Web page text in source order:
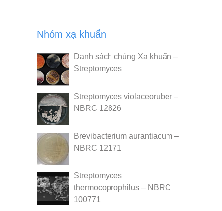
Nhóm xạ khuẩn
Danh sách chủng Xạ khuẩn –
Streptomyces
Streptomyces violaceoruber –
NBRC 12826
Brevibacterium aurantiacum –
NBRC 12171
Streptomyces
thermocoprophilus – NBRC
100771